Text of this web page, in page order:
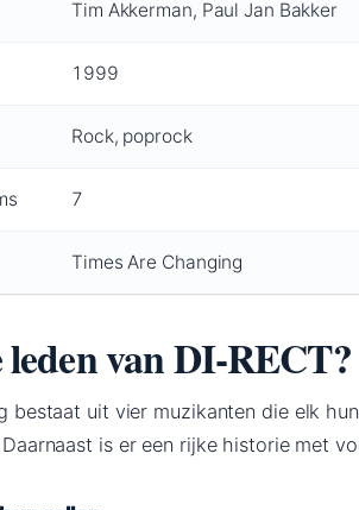
Tim Akkerman, Paul Jan Bakker
1999
Rock, poprock
7
Times Are Changing
van DI-RECT?
bestaat uit vier muzikanten die elk
is er een rijke historie met